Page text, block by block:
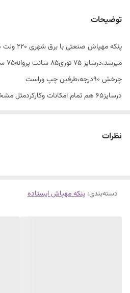
فروش
تنظیم ارتفاع از۱۷۰الی۲۰۰cm
توضیحات
چرخش ۹۰درجه،طرفین چپ وراست
نظرات
دسته‌بندی: پنکه مهپاش ایستاده